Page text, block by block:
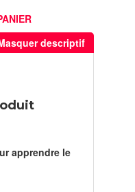
descriptif
apprendre le